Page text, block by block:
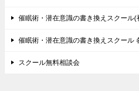
催眠術・潜在意識の書き換えスクール(
催眠術・潜在意識の書き換えスクール
スクール無料相談会